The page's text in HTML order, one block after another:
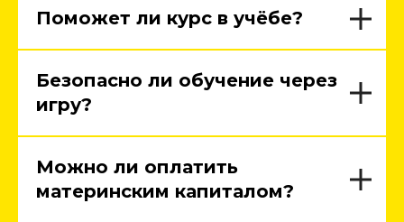
Поможет ли курс в учёбе?
Безопасно ли обучение через
игру?
Можно ли оплатить
материнским капиталом?